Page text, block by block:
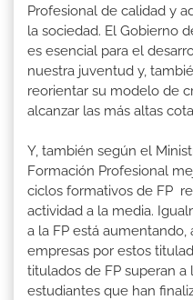
Profesional de calidad y
la sociedad. El Gobierno
es esencial para el
nuestra juventud y,
reorientar su modelo de
alcanzar las más altas
Y, también según el
Formación Profesional
ciclos formativos de FP
actividad a la media.
a la FP está
empresas por estos
titulados de FP superan a
estudiantes que han